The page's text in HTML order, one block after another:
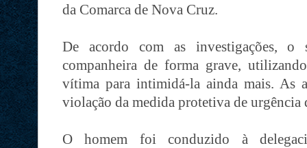
da Comarca de Nova Cruz.
De acordo com as investigações, o
companheira de forma grave,
vítima para intimidá-la ainda mais. As
violação da medida protetiva de urgência
O homem foi conduzido à